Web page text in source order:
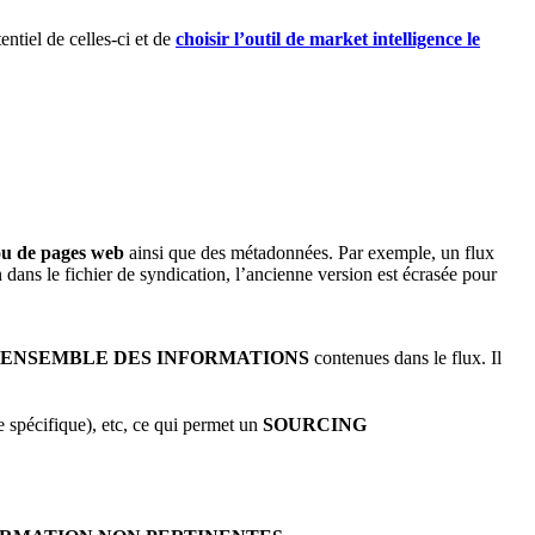
de celles-ci et de choisir l’outil de market intelligence le
de pages web ainsi que des métadonnées. Par exemple, un flux
le fichier de syndication, l’ancienne version est écrasée pour
DES INFORMATIONS contenues dans le flux. Il
spécifique), etc, ce qui permet un SOURCING